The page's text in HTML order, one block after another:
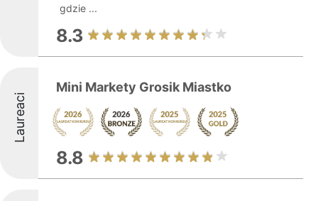
gdzie ...
8.3
Laureaci
Mini Markety Grosik Miastko
8.8